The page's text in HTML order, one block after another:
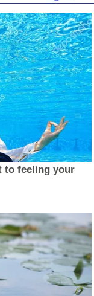
to feeling your